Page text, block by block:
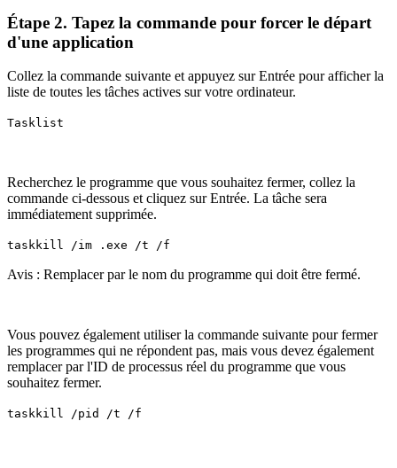
Étape 2. Tapez la commande pour forcer le départ
d'une application
Collez la commande suivante et appuyez sur Entrée pour afficher la
liste de toutes les tâches actives sur votre ordinateur.
Tasklist
Recherchez le programme que vous souhaitez fermer, collez la
commande ci-dessous et cliquez sur Entrée. La tâche sera
immédiatement supprimée.
taskkill /im .exe /t /f
Avis : Remplacer par le nom du programme qui doit être fermé.
Vous pouvez également utiliser la commande suivante pour fermer
les programmes qui ne répondent pas, mais vous devez également
remplacer par l'ID de processus réel du programme que vous
souhaitez fermer.
taskkill /pid /t /f